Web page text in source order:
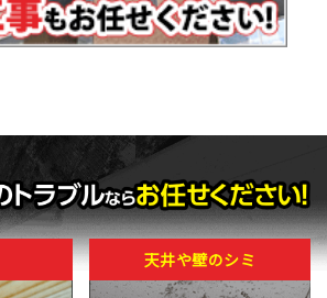
天井や壁のシミ